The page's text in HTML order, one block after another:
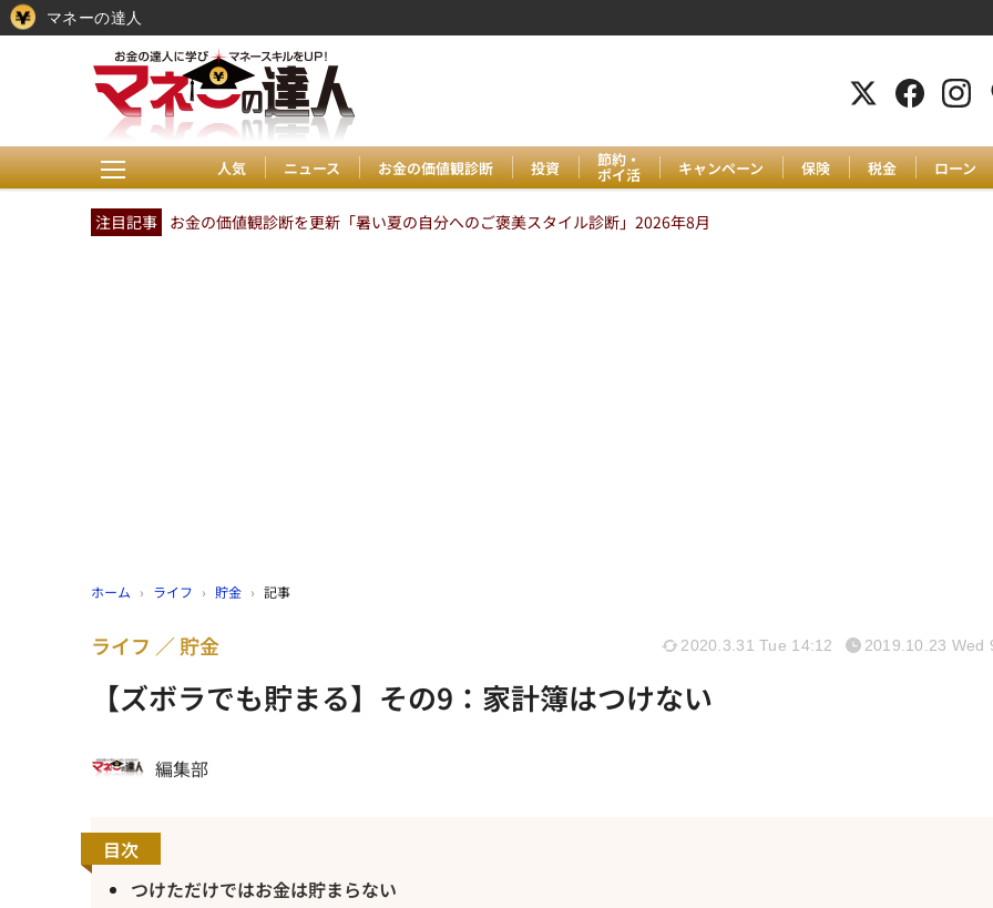
人気 ニュース お金の価値観診断 投資 節約・
ポイ活 キャンペーン 保険 税金 ローン
注目記事 お金の価値観診断を更新「暑い夏の自分へのご褒美スタイル診断」2026年8月
ホーム › ライフ › 貯金 › 記事
【ズボラでも貯まる】その9：家計簿はつけない
ライフ 貯金 2020.3.31 Tue 14:12 2019.10.23 Wed
編集部
目次
つけただけではお金は貯まらない
マネーの達人